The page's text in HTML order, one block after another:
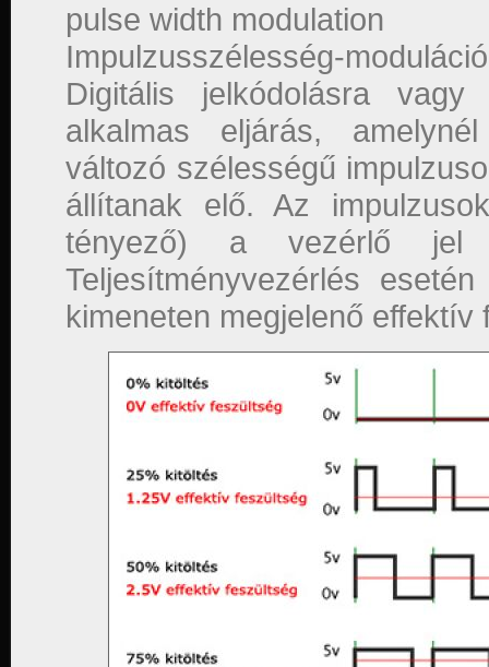
pulse width modulation
Impulzusszélesség-moduláció
Digitális jelkódolásra vagy
alkalmas eljárás,
változó szélességű
állítanak elő. Az
tényező) a vezérlő jel
Teljesítményvezérlés
kimeneten megjelenő effektív